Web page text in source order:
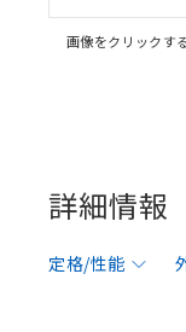
画像をクリックす
詳細情報
定格/性能